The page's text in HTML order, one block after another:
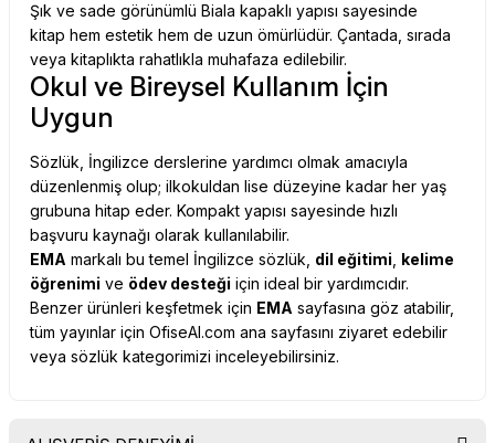
Şık ve sade görünümlü Biala kapaklı yapısı sayesinde
kitap hem estetik hem de uzun ömürlüdür. Çantada, sırada
veya kitaplıkta rahatlıkla muhafaza edilebilir.
Okul ve Bireysel Kullanım İçin
Uygun
Sözlük, İngilizce derslerine yardımcı olmak amacıyla
düzenlenmiş olup; ilkokuldan lise düzeyine kadar her yaş
grubuna hitap eder. Kompakt yapısı sayesinde hızlı
başvuru kaynağı olarak kullanılabilir.
EMA markalı bu temel İngilizce sözlük, dil eğitimi kelime
öğrenimi ve ödev desteği için ideal bir yardımcıdır.
Benzer ürünleri keşfetmek için EMA sayfasına göz atabilir,
tüm yayınlar için OfiseAl.com ana sayfasını ziyaret edebilir
veya sözlük kategorimizi inceleyebilirsiniz.